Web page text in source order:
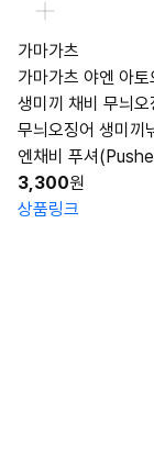
가마가츠
가마가츠 야엔 아
생미끼 채비 무늬오
무늬오징어 생미끼
엔채비 푸셔
3,300원
상품링크